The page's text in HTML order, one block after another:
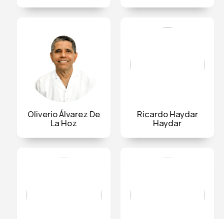
Oliverio Álvarez De
La Hoz
Ricardo Haydar
Haydar